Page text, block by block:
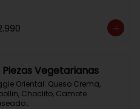
2: Pollo, Queso Crema, Cebollin
Piezas Vegetarianas
Oriental: Queso Crema,
Choclito, Camote